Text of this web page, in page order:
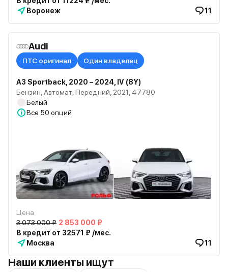
Воронеж
11
Audi
ПТС оригинал Один владелец
A3 Sportback, 2020 – 2024, IV (8Y)
Бензин, Автомат, Передний, 2021, 47780
Белый
Все 50 опций
Цена
3 073 000 ₽ 2 853 000 ₽
В кредит от 32571 ₽ /мес.
Москва
11
Наши клиенты ищут